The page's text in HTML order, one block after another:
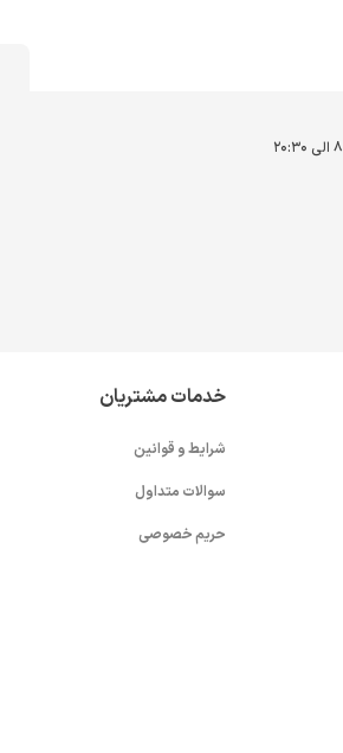
خدمات مشتریان
شرایط و قوانین
سوالات متداول
حریم خصوصی